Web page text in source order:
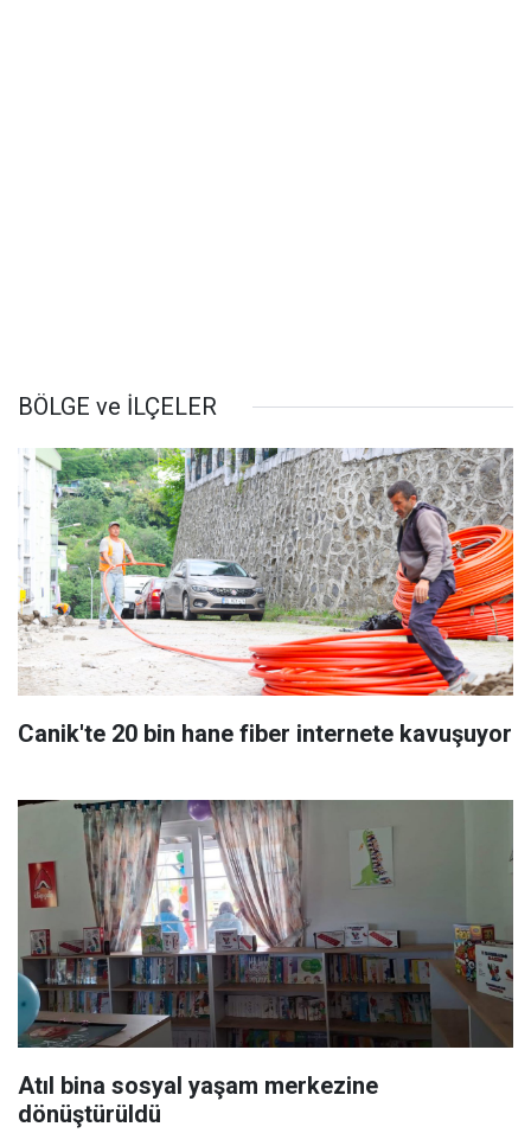
BÖLGE ve İLÇELER
Canik'te 20 bin hane fiber internete kavuşuyor
Atıl bina sosyal yaşam merkezine
dönüştürüldü